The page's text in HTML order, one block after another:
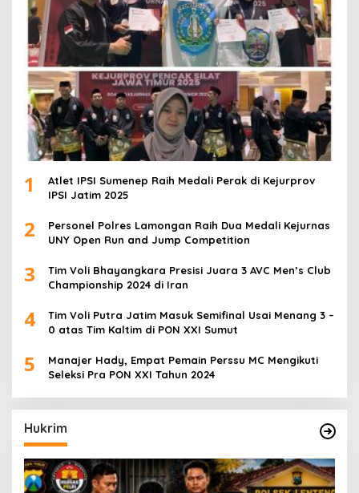
1
Atlet IPSI Sumenep Raih Medali Perak di Kejurprov
IPSI Jatim 2025
2
Personel Polres Lamongan Raih Dua Medali Kejurnas
UNY Open Run and Jump Competition
3
Tim Voli Bhayangkara Presisi Juara 3 AVC Men’s Club
Championship 2024 di Iran
4
Tim Voli Putra Jatim Masuk Semifinal Usai Menang 3 –
0 atas Tim Kaltim di PON XXI Sumut
5
Manajer Hady, Empat Pemain Perssu MC Mengikuti
Seleksi Pra PON XXI Tahun 2024
Hukrim